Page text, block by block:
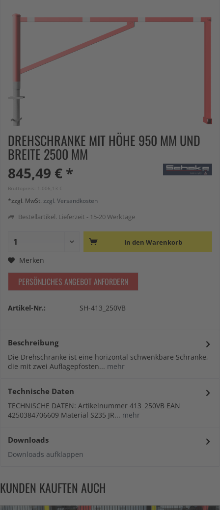
DREHSCHRANKE MIT HÖHE 950 MM UND
BREITE 2500 MM
845,49 € *
Bruttopreis: 1.006,13 €
*zzgl. MwSt. zzgl. Versandkosten
Bestellartikel. Lieferzeit - 15-20 Werktage
In den Warenkorb
Merken
PERSÖNLICHES ANGEBOT ANFORDERN
Artikel-Nr.: SH-413_250VB
Beschreibung
Die Drehschranke ist eine horizontal schwenkbare Schranke,
die mit zwei Auflagepfosten... mehr
Technische Daten
TECHNISCHE DATEN: Artikelnummer 413_250VB EAN
4250384706609 Material S235 JR... mehr
Downloads
Downloads aufklappen
KUNDEN KAUFTEN AUCH